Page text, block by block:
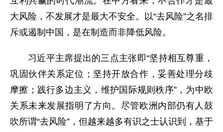
大风险，不发展才是最大不安全。以“去风险”之名排
斥或遏制中国，是在制造而非降低风险。
习近平主席提出的三点主张即“坚持相互尊重，
巩固伙伴关系定位；坚持开放合作，妥善处理分歧
摩擦；践行多边主义，维护国际规则秩序”，为中欧
关系未来发展指明了方向。尽管欧洲内部仍有人鼓
吹所谓“去风险”，但越来越多有识之士认识到，基于